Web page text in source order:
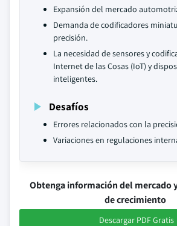
Expansión del mercado
Demanda de codificadores
precisión.
La necesidad de sensores y
Internet de las Cosas (IoT) y
inteligentes.
Desafíos
Errores relacionados con la
Variaciones en regulaciones
Obtenga información del mercado
de crecimiento
Descargar PDF Gratis